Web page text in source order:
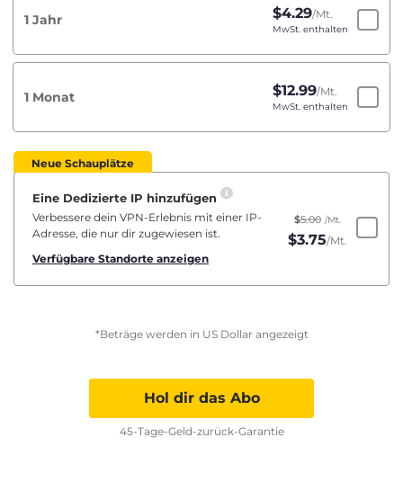
1 Jahr $4.29/Mt.
MwSt. enthalten
1 Monat $12.99/Mt.
MwSt. enthalten
Neue Schauplätze
Eine Dedizierte IP hinzufügen
Verbessere dein VPN-Erlebnis mit einer IP-
Adresse, die nur dir zugewiesen ist.
Verfügbare Standorte anzeigen
$5.00 /Mt.
$3.75/Mt.
*Beträge werden in US Dollar angezeigt
Hol dir das Abo
45-Tage-Geld-zurück-Garantie